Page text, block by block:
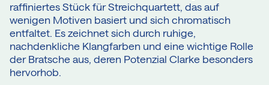
raffiniertes Stück für Streichquartett, das auf
wenigen Motiven basiert und sich chromatisch
entfaltet. Es zeichnet sich durch ruhige,
nachdenkliche Klangfarben und eine wichtige Rolle
der Bratsche aus, deren Potenzial Clarke besonders
hervorhob.